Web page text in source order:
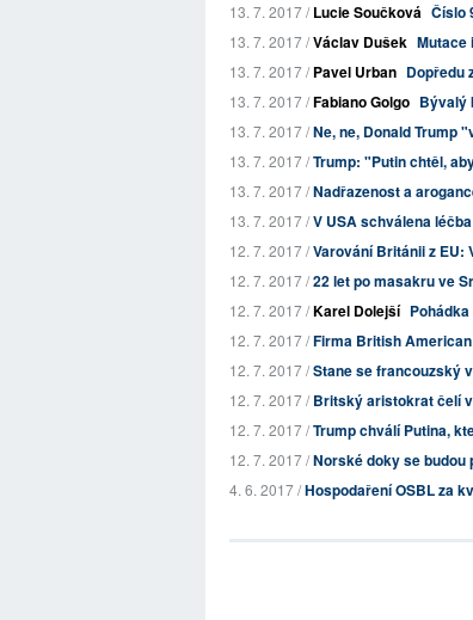
13. 7. 2017 /Lucie Součková Číslo
13. 7. 2017 /Václav Dušek Mutace
13. 7. 2017 /Pavel Urban Dopředu
13. 7. 2017 /Fabiano Golgo Bývalý
13. 7. 2017 /Ne, ne, Donald Trump
13. 7. 2017 /Trump: "Putin chtěl,
13. 7. 2017 /Nadřazenost a
13. 7. 2017 /V USA schválena
12. 7. 2017 /Varování Británii z
12. 7. 2017 /22 let po masakru ve
12. 7. 2017 /Karel Dolejší
12. 7. 2017 /Firma British
12. 7. 2017 /Stane se francouzský
12. 7. 2017 /Britský aristokrat čelí
12. 7. 2017 /Trump chválí Putina,
12. 7. 2017 /Norské doky se budou
4. 6. 2017 /Hospodaření OSBL za